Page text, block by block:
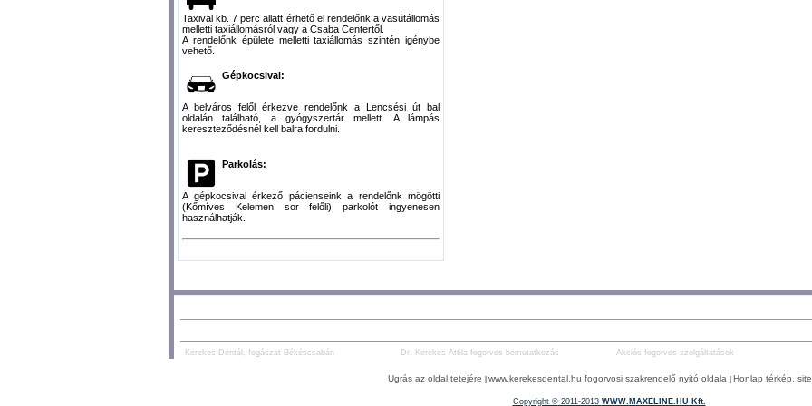
Taxival kb. 7 perc allatt érhető el rendelőnk a vasútállomás
melletti taxiállomásról vagy a Csaba Centertől.
A rendelőnk épülete melletti taxiállomás szintén igénybe
vehető.
Gépkocsival:
A belváros felől érkezve rendelőnk a Lencsési út bal
oldalán található, a gyógyszertár mellett. A lámpás
kereszteződésnél kell balra fordulni.
Parkolás:
A gépkocsival érkező pácienseink a rendelőnk mögötti
(Kőmíves Kelemen sor felőli) parkolót ingyenesen
használhatják.
Kerekes Dentál, fogászat Békéscsabán Dr. Kerekes Attila fogorvos bemutatkozás Akciós fogorvos szolgáltatások
Ugrás az oldal tetejére www.kerekesdental.hu fogorvosi szakrendelő nyitó oldala Honlap térkép,
Copyright ©2011-2013 WWW.MAXELINE.HU Kft.